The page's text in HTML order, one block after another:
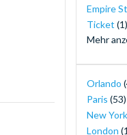
Empire
Ticket (1)
Mehr
Ferrari
30-
Wild
Orlando
Paris (53)
New York
London